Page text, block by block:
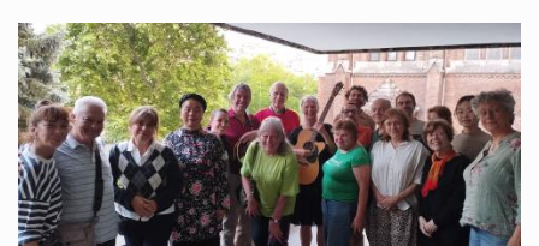
Image